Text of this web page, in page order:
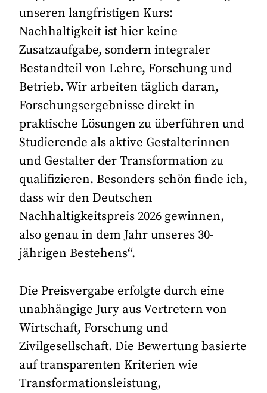
unseren langfristigen Kurs:
Nachhaltigkeit ist hier keine
Zusatzaufgabe, sondern integraler
Bestandteil von Lehre, Forschung und
Betrieb. Wir arbeiten täglich daran,
Forschungsergebnisse direkt in
praktische Lösungen zu überführen und
Studierende als aktive Gestalterinnen
und Gestalter der Transformation zu
qualifizieren. Besonders schön finde ich,
dass wir den Deutschen
Nachhaltigkeitspreis 2026 gewinnen,
also genau in dem Jahr unseres 30-
jährigen Bestehens“.
Die Preisvergabe erfolgte durch eine
unabhängige Jury aus Vertretern von
Wirtschaft, Forschung und
Zivilgesellschaft. Die Bewertung basierte
auf transparenten Kriterien wie
Transformationsleistung,